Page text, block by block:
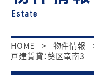
HOME > 物件情報
戸建賃貸：葵区竜南3